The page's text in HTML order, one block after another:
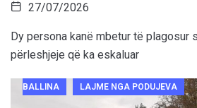
27/07/2026
Dy persona kanë mbetur të plagosur
përleshjeje që ka eskaluar
BALLINA LAJME NGA PODUJEVA